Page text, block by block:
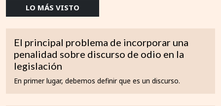
LO MÁS VISTO
El principal problema de incorporar una
penalidad sobre discurso de odio en la
legislación
En primer lugar, debemos definir que es un discurso.